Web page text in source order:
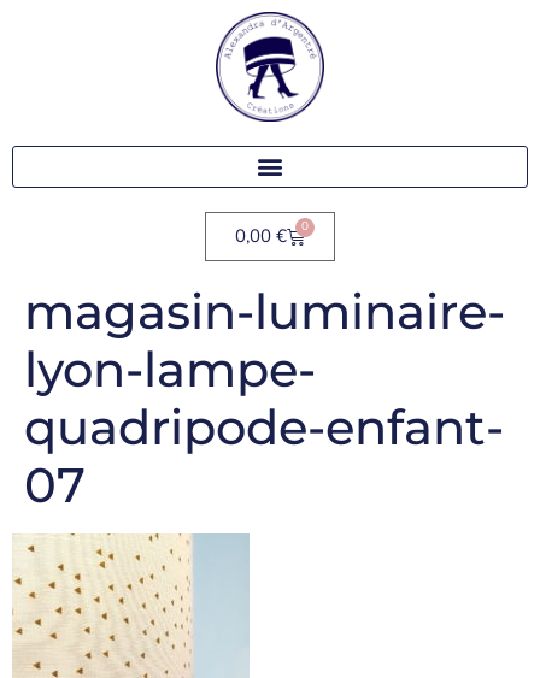
0,00 € 0
magasin-luminaire-
lyon-lampe-
quadripode-enfant-
07